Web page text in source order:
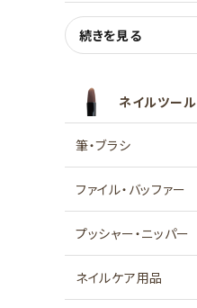
続きを見る
ネイルツール
筆・ブラシ
ファイル・バッファー
プッシャー・ニッパー
ネイルケア用品